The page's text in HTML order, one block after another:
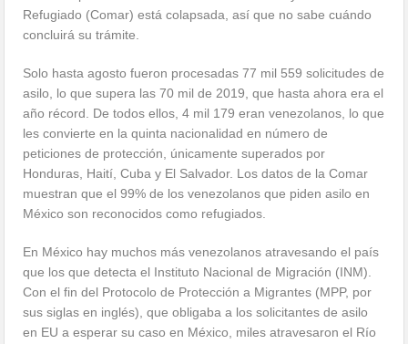
Refugiado (Comar) está colapsada, así que no sabe cuándo
concluirá su trámite.
Solo hasta agosto fueron procesadas 77 mil 559 solicitudes de
asilo, lo que supera las 70 mil de 2019, que hasta ahora era el
año récord. De todos ellos, 4 mil 179 eran venezolanos, lo que
les convierte en la quinta nacionalidad en número de
peticiones de protección, únicamente superados por
Honduras, Haití, Cuba y El Salvador. Los datos de la Comar
muestran que el 99% de los venezolanos que piden asilo en
México son reconocidos como refugiados.
En México hay muchos más venezolanos atravesando el país
que los que detecta el Instituto Nacional de Migración (INM).
Con el fin del Protocolo de Protección a Migrantes (MPP, por
sus siglas en inglés), que obligaba a los solicitantes de asilo
en EU a esperar su caso en México, miles atravesaron el Río